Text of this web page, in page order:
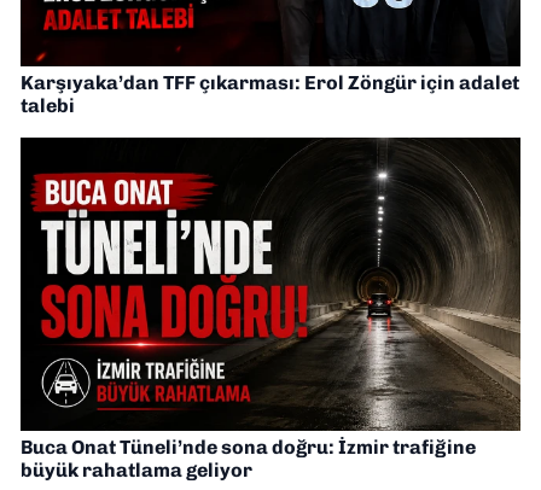
Karşıyaka’dan TFF çıkarması: Erol Zöngür için adalet
talebi
Buca Onat Tüneli’nde sona doğru: İzmir trafiğine
büyük rahatlama geliyor